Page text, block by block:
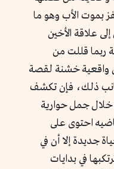
بموت الأب وهو ما
علاقة الأخين
ربما قللت من
واقعية خشنة لقصة
ذلك، فإن تكشف
جمل حوارية
احتوى على
جديدة إلا أن في
في بدايات